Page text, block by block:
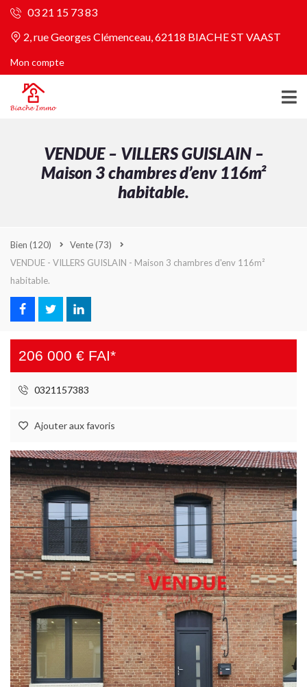
03 21 15 73 83
2, rue Georges Clémenceau, 62118 BIACHE ST VAAST
Mon compte
VENDUE – VILLERS GUISLAIN –
Maison 3 chambres d’env 116m²
habitable.
Bien (120) Vente(73)
VENDUE - VILLERS GUISLAIN - Maison 3 chambres d'env 116m²
habitable.
206 000 € FAI*
0321157383
Ajouter aux favoris